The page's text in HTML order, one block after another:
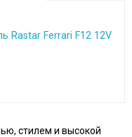
Rastar Ferrari F12 12V
стилем и высокой